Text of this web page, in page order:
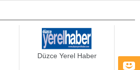
Düzce Yerel Haber